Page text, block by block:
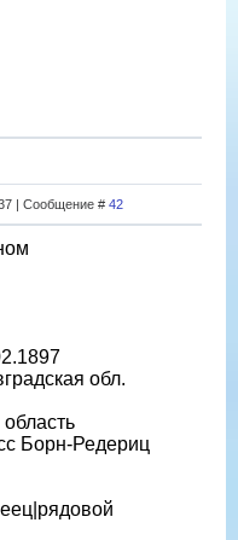
| Сообщение # 42
обл.
Борн-Редериц